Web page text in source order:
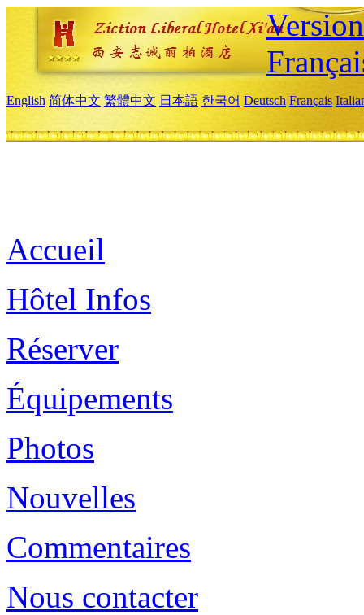
English 简体中文 繁體中文 日本語 한국어 Deutsch Français
Accueil
Hôtel Infos
Réserver
Équipements
Photos
Nouvelles
Commentaires
Nous contacter